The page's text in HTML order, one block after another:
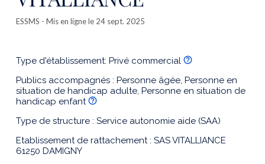
ESSMS - Mis en ligne le 24 sept. 2025
Type d'établissement: Privé commercial
Publics accompagnés : Personne âgée, Personne en
situation de handicap adulte, Personne en situation de
handicap enfant
Type de structure : Service autonomie aide (SAA)
Etablissement de rattachement : SAS VITALLIANCE
61250 DAMIGNY